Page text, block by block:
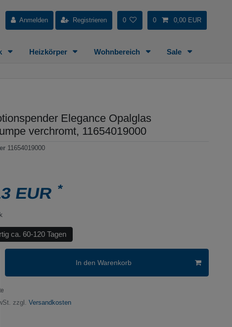
Anmelden Registrieren 0 0 0,00 EUR
Heizkörper Wohnbereich Sale
Elegance Opalglas
verchromt, 11654019000
11654019000
EUR*
ca. 60-120 Tagen
In den Warenkorb
zzgl.
Versandkosten